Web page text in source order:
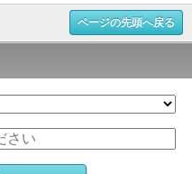
ページの先頭へ戻る